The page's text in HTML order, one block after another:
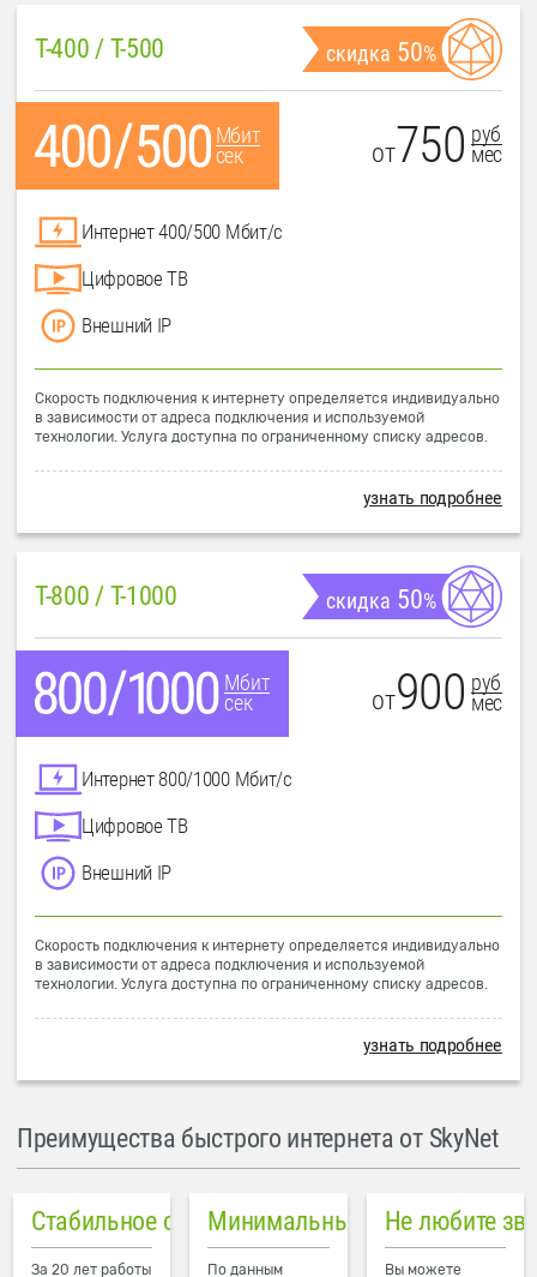
T-400 / T-500 скидка 50%
Мбит
сек
от750 руб
мес
Интернет 400/500 Мбит/с
Цифровое ТВ
Внешний IP
Скорость подключения к интернету определяется индивидуально
в зависимости от адреса подключения и используемой
технологии. Услуга доступна по ограниченному списку адресов.
узнать подробнее
T-800 / T-1000 скидка 50%
Мбит
сек
от900 руб
мес
Интернет 800/1000 Мбит/с
Цифровое ТВ
Внешний IP
Скорость подключения к интернету определяется индивидуально
в зависимости от адреса подключения и используемой
технологии. Услуга доступна по ограниченному списку адресов.
узнать подробнее
Преимущества быстрого интернета от SkyNet
Стабильное соединение
За 20 лет работы
Минимальный пинг в городе
По данным
Не любите
Вы можете